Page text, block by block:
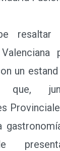
un
que,